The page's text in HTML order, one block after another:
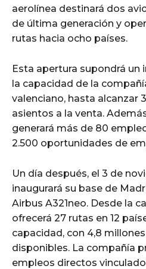
aerolínea destinará dos
de última generación y
rutas hacia ocho países.
Esta apertura supondrá un
la capacidad de la
valenciano, hasta alcanzar
asientos a la venta.
generará más de 80
2.500 oportunidades de
Un día después, el 3 de
inaugurará su base de
Airbus A321neo. Desde la
ofrecerá 27 rutas en 12
capacidad, con 4,8
disponibles. La compañía
empleos directos